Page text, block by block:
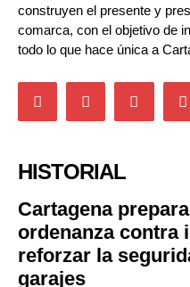
construyen el presente y
comarca, con el objetivo de
todo lo que hace única a
HISTORIAL
Cartagena
ordenanza contra
reforzar la
garajes